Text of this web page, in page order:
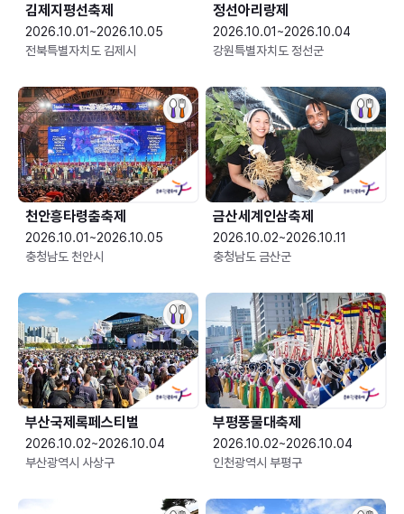
김제지평선축제
2026.10.01~2026.10.05
전북특별자치도 김제시
정선아리랑제
2026.10.01~2026.10.04
강원특별자치도 정선군
천안흥타령춤축제
2026.10.01~2026.10.05
충청남도 천안시
금산세계인삼축제
2026.10.02~2026.10.11
충청남도 금산군
부산국제록페스티벌
2026.10.02~2026.10.04
부산광역시 사상구
부평풍물대축제
2026.10.02~2026.10.04
인천광역시 부평구